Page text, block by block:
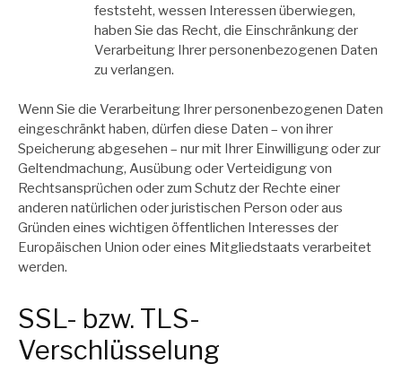
feststeht, wessen Interessen überwiegen,
haben Sie das Recht, die Einschränkung der
Verarbeitung Ihrer personenbezogenen Daten
zu verlangen.
Wenn Sie die Verarbeitung Ihrer personenbezogenen Daten
eingeschränkt haben, dürfen diese Daten – von ihrer
Speicherung abgesehen – nur mit Ihrer Einwilligung oder zur
Geltendmachung, Ausübung oder Verteidigung von
Rechtsansprüchen oder zum Schutz der Rechte einer
anderen natürlichen oder juristischen Person oder aus
Gründen eines wichtigen öffentlichen Interesses der
Europäischen Union oder eines Mitgliedstaats verarbeitet
werden.
SSL- bzw. TLS-
Verschlüsselung